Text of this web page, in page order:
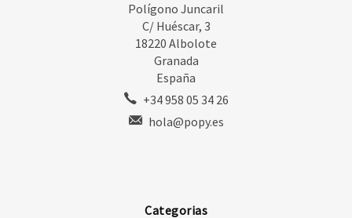
Polígono Juncaril
C/ Huéscar, 3
18220 Albolote
Granada
España
+34 958 05 34 26
hola@popy.es
Categorias